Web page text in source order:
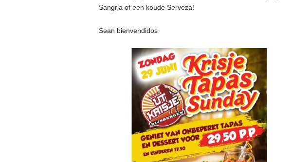
Sangria of een koude Serveza!
Sean bienvendidos